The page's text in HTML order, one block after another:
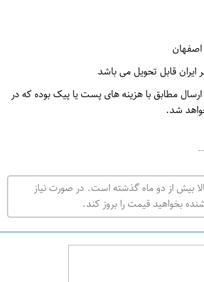
ر
ت
ه
ر
ا
اصفهان
ایران قابل تحویل می باشد
ارسال مطابق با هزینه های پست یا پیک بوده که در
شد.
بیش از دو ماه گذشته است. در صورت نیاز
بخواهید قیمت را بروز کند.